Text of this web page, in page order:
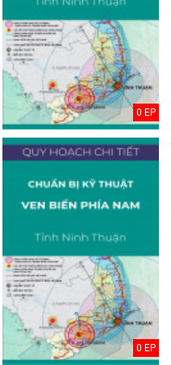
0 EP
0 EP